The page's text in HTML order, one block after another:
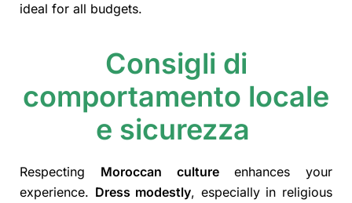
ideal for all budgets.
Consigli di
comportamento locale
e sicurezza
Respecting Moroccan cultureenhances your
experience. Dress modestly, especially in religious